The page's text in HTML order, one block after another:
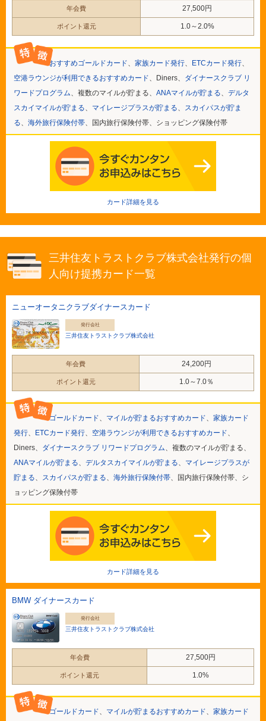
年会費 27,500円
ポイント還元 1.0～2.0%
おすすめゴールドカード 家族カード発行 ETCカード発行
空港ラウンジが利用できるおすすめカード 、Diners、 ダイナースクラブ リ
ワードプログラム 、複数のマイルが貯まる、 ANAマイルが貯まる
デルタ
スカイマイルが貯まる
マイレージプラスが貯まる
スカイパスが貯ま
る
海外旅行保険付帯 、国内旅行保険付帯、ショッピング保険付帯
カード詳細を見る
三井住友トラストクラブ株式会社発行の個
人向け提携カード一覧
ニューオータニクラブダイナースカード
発行会社
三井住友トラストクラブ株式会社
年会費 24,200円
ポイント還元 1.0～7.0％
ゴールドカード、 マイルが貯まるおすすめカード、 家族カード
発行、 ETCカード発行、 空港ラウンジが利用できるおすすめカード、
Diners、 ダイナースクラブ リワードプログラム、複数のマイルが貯まる、
ANAマイルが貯まる、 デルタスカイマイルが貯まる、 マイレージプラスが
貯まる、 スカイパスが貯まる、 海外旅行保険付帯、国内旅行保険付帯、シ
ョッピング保険付帯
カード詳細を見る
BMW ダイナースカード
発行会社
三井住友トラストクラブ株式会社
年会費 27,500円
ポイント還元 1.0%
ゴールドカード、 マイルが貯まるおすすめカード、 家族カード